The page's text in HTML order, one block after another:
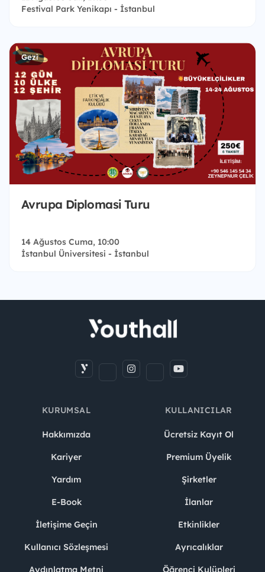
Festival Park Yenikapı - İstanbul
Gezi
Avrupa Diplomasi Turu
14 Ağustos Cuma, 10:00
İstanbul Üniversitesi - İstanbul
KURUMSAL
Hakkımızda
Kariyer
Yardım
E-Book
İletişime Geçin
Kullanıcı Sözleşmesi
Aydınlatma Metni
KULLANICILAR
Ücretsiz Kayıt Ol
Premium Üyelik
Şirketler
İlanlar
Etkinlikler
Ayrıcalıklar
Öğrenci Kulüpleri